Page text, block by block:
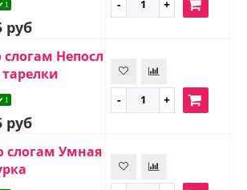
1
руб
Непосл
1
руб
слогам Умная